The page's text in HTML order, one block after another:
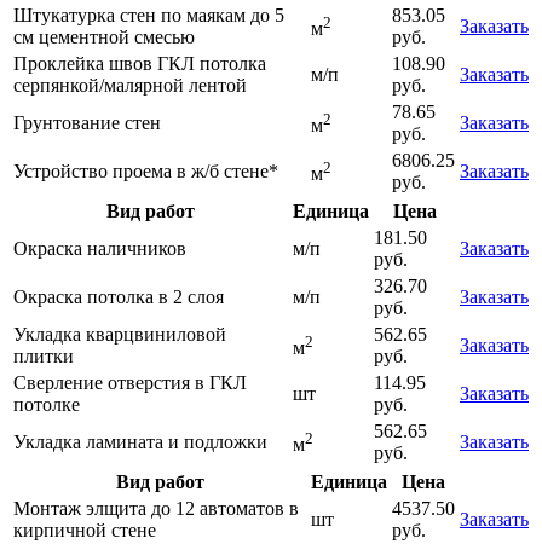
Штукатурка стен по маякам до 5
см цементной смесью
м2
853.05
руб.
Заказать
Проклейка швов ГКЛ потолка
серпянкой/малярной лентой
м/п
108.90
руб.
Заказать
Грунтование стен м2
78.65
руб.
Заказать
Устройство проема в ж/б стене* м2
6806.25
руб.
Заказать
Вид работ
Единица
Цена
Окраска наличников
м/п
181.50
руб.
Заказать
Окраска потолка в 2 слоя м/п
326.70
руб.
Заказать
Укладка кварцвиниловой
плитки
м2
562.65
руб.
Заказать
Сверление отверстия в ГКЛ
потолке
шт
114.95
руб.
Заказать
Укладка ламината и подложки м2
562.65
руб.
Заказать
Вид работ
Единица
Цена
Монтаж элщита до 12 автоматов в
кирпичной стене
шт
4537.50
руб.
Заказать